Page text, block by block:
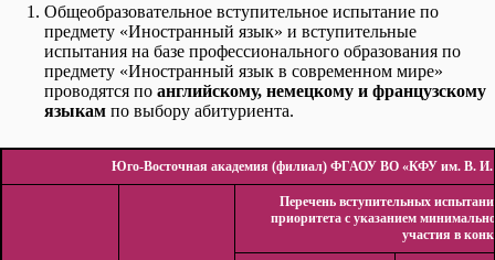
Общеобразовательное вступительное испытание по
предмету «Иностранный язык» и вступительные
испытания на базе профессионального образования по
предмету «Иностранный язык в современном мире»
проводятся по английскому, немецкому и французскому
языкам по выбору абитуриента.
Юго-Восточная академия (филиал) ФГАОУ ВО «КФУ им. В. И.
Перечень вступительных
приоритета с указанием
участия в